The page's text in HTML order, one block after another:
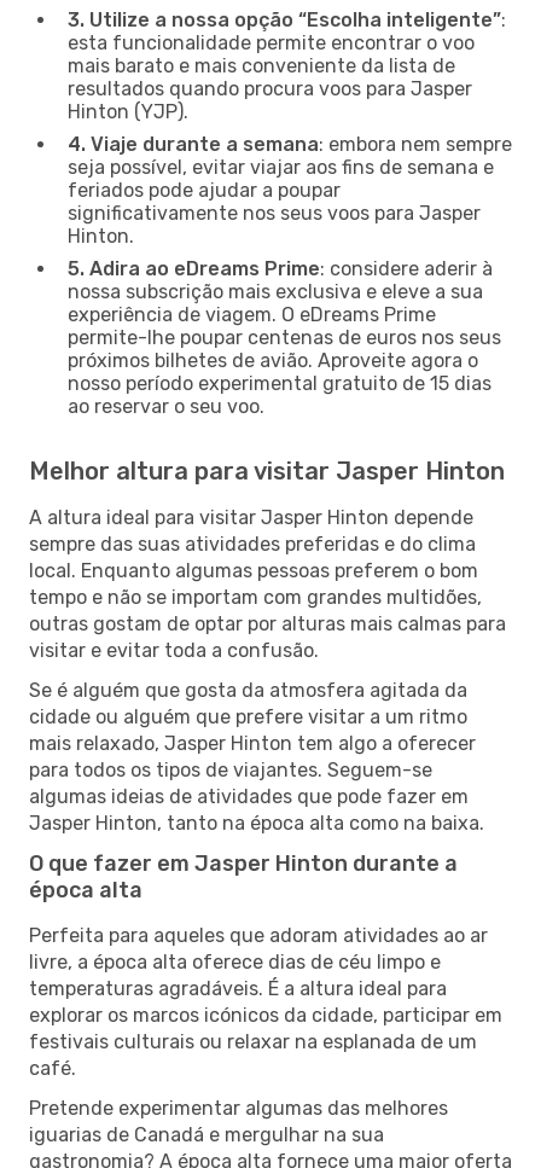
3. Utilize a nossa opção “Escolha inteligente”:
esta funcionalidade permite encontrar o voo
mais barato e mais conveniente da lista de
resultados quando procura voos para Jasper
Hinton (YJP).
4. Viaje durante a semana: embora nem sempre
seja possível, evitar viajar aos fins de semana e
feriados pode ajudar a poupar
significativamente nos seus voos para Jasper
Hinton.
5. Adira ao eDreams Prime: considere aderir à
nossa subscrição mais exclusiva e eleve a sua
experiência de viagem. O eDreams Prime
permite-lhe poupar centenas de euros nos seus
próximos bilhetes de avião. Aproveite agora o
nosso período experimental gratuito de 15 dias
ao reservar o seu voo.
Melhor altura para visitar Jasper Hinton
A altura ideal para visitar Jasper Hinton depende
sempre das suas atividades preferidas e do clima
local. Enquanto algumas pessoas preferem o bom
tempo e não se importam com grandes multidões,
outras gostam de optar por alturas mais calmas para
visitar e evitar toda a confusão.
Se é alguém que gosta da atmosfera agitada da
cidade ou alguém que prefere visitar a um ritmo
mais relaxado, Jasper Hinton tem algo a oferecer
para todos os tipos de viajantes. Seguem-se
algumas ideias de atividades que pode fazer em
Jasper Hinton, tanto na época alta como na baixa.
O que fazer em Jasper Hinton durante a
época alta
Perfeita para aqueles que adoram atividades ao ar
livre, a época alta oferece dias de céu limpo e
temperaturas agradáveis. É a altura ideal para
explorar os marcos icónicos da cidade, participar em
festivais culturais ou relaxar na esplanada de um
café.
Pretende experimentar algumas das melhores
iguarias de Canadá e mergulhar na sua
gastronomia? A época alta fornece uma maior oferta